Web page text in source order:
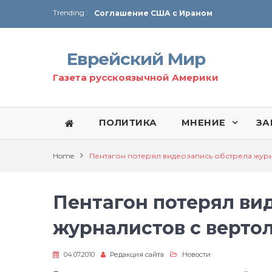
Trending :
Соглашение США с Ираном
Технология Революции в Иране
От Ирана до Ливана и Газы
Еврейский Мир
Газета русскоязычной Америки
ПОЛИТИКА МНЕНИЕ
Home Пентагон потерял видеозапись обстрела
Пентагон потерял
журналистов с
04.07.2010 Редакция сайта Новости